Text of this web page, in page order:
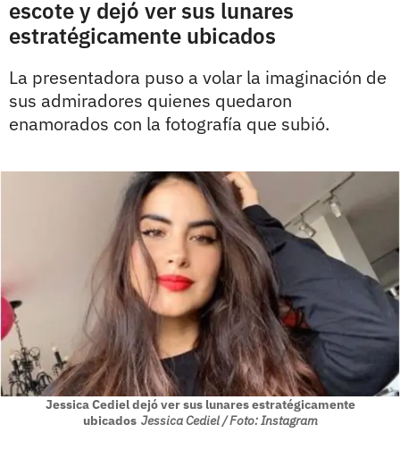
escote y dejó ver sus lunares
estratégicamente ubicados
La presentadora puso a volar la imaginación de
sus admiradores quienes quedaron
enamorados con la fotografía que subió.
Jessica Cediel dejó ver sus lunares estratégicamente
ubicados Jessica Cediel / Foto: Instagram